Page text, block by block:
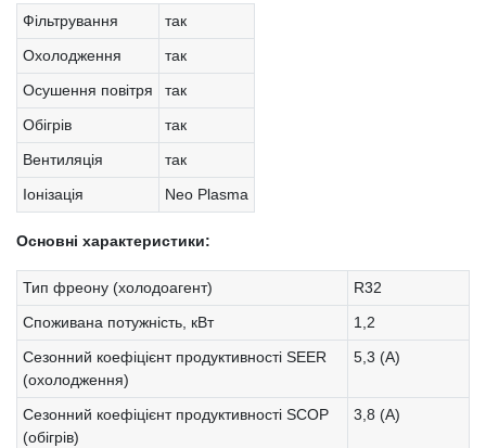
Фільтрування
так
Охолодження
так
Осушення повітря
так
Обігрів
так
Вентиляція
так
Іонізація
Neo Plasma
Основні характеристики:
Тип фреону (холодоагент)
R32
Споживана потужність, кВт
1,2
Сезонний коефіцієнт продуктивності SEER
(охолодження)
5,3 (А)
Сезонний коефіцієнт продуктивності SCOP
(обігрів)
3,8 (A)